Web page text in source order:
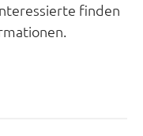
finden